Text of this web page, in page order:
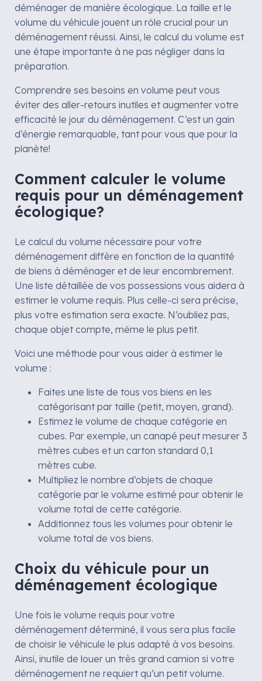
déménager de manière écologique. La taille et le
volume du véhicule jouent un rôle crucial pour un
déménagement réussi. Ainsi, le calcul du volume est
une étape importante à ne pas négliger dans la
préparation.
Comprendre ses besoins en volume peut vous
éviter des aller-retours inutiles et augmenter votre
efficacité le jour du déménagement. C’est un gain
d’énergie remarquable, tant pour vous que pour la
planète!
Comment calculer le volume
requis pour un déménagement
écologique?
Le calcul du volume nécessaire pour votre
déménagement diffère en fonction de la quantité
de biens à déménager et de leur encombrement.
Une liste détaillée de vos possessions vous aidera à
estimer le volume requis. Plus celle-ci sera précise,
plus votre estimation sera exacte. N’oubliez pas,
chaque objet compte, même le plus petit.
Voici une méthode pour vous aider à estimer le
volume :
Faites une liste de tous vos biens en les
catégorisant par taille (petit, moyen, grand).
Estimez le volume de chaque catégorie en
cubes. Par exemple, un canapé peut mesurer 3
mètres cubes et un carton standard 0,1
mètres cube.
Multipliez le nombre d’objets de chaque
catégorie par le volume estimé pour obtenir le
volume total de cette catégorie.
Additionnez tous les volumes pour obtenir le
volume total de vos biens.
Choix du véhicule pour un
déménagement écologique
Une fois le volume requis pour votre
déménagement déterminé, il vous sera plus facile
de choisir le véhicule le plus adapté à vos besoins.
Ainsi, inutile de louer un très grand camion si votre
déménagement ne requiert qu’un petit volume.